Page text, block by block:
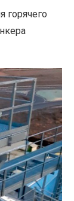
горячего